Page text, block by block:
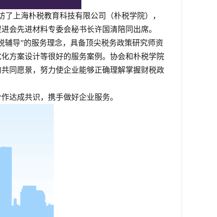
上海朴税教育科技有限公司（朴税学院），
会先进材料专委会秘书长许国清陪同出席。
导”的服务理念，具备顶尖税务政策研究师资
方案设计等很好的服务案例。协会和朴税学院
同愿景，努力使企业能够正确理解掌握财税政
达成共识，携手做好企业服务。